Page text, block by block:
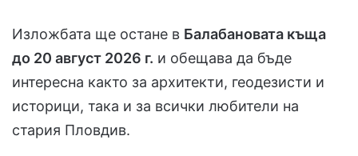
Изложбата ще остане в Балабановата къща
до 20 август 2026 г. и обещава да бъде
интересна както за архитекти, геодезисти и
историци, така и за всички любители на
стария Пловдив.